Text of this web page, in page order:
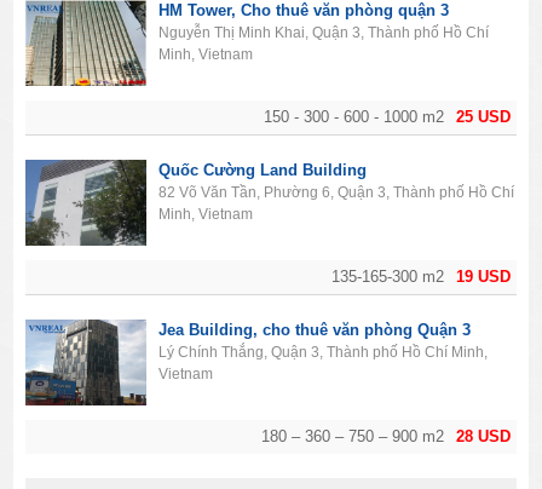
25 USD
150 - 300 - 600 - 1000 m2
HM Tower, Cho thuê văn phòng quận 3
Nguyễn Thị Minh Khai, Quận 3, Thành phố Hồ Chí
Minh, Vietnam
19 USD
135-165-300 m2
Quốc Cường Land Building
82 Võ Văn Tần, Phường 6, Quận 3, Thành phố Hồ Chí
Minh, Vietnam
28 USD
180 – 360 – 750 – 900 m2
Jea Building, cho thuê văn phòng Quận 3
Lý Chính Thắng, Quận 3, Thành phố Hồ Chí Minh,
Vietnam